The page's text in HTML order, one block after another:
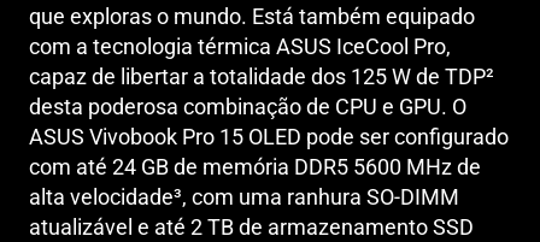
que exploras o mundo. Está também equipado
com a tecnologia térmica ASUS IceCool Pro,
capaz de libertar a totalidade dos 125 W de TDP2
desta poderosa combinação de CPU e GPU. O
ASUS Vivobook Pro 15 OLED pode ser configurado
com até 24 GB de memória DDR5 5600 MHz de
alta velocidade3, com uma ranhura SO-DIMM
atualizável e até 2 TB de armazenamento SSD